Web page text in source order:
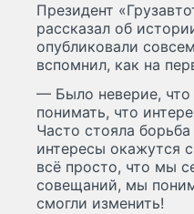
Президент
рассказал об
опубликовали
вспомнил, как на
— Было неверие,
понимать, что
Часто стояла
интересы окажутся
всё просто, что мы
совещаний, мы
смогли изменить!